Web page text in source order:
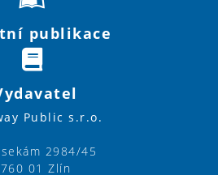
publikace
Public s.r.o.
2984/45
760 01 Zlín